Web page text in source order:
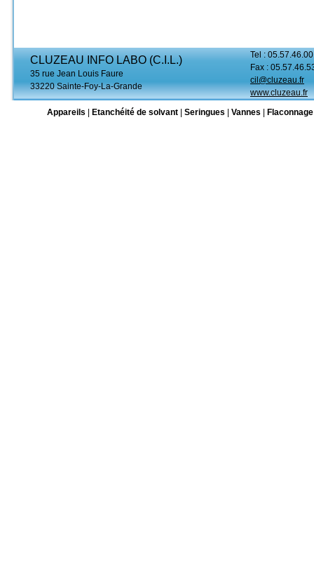
CLUZEAU INFO LABO (C.I.L.)
35 rue Jean Louis Faure
33220 Sainte-Foy-La-Grande
Tel :
Fax :
cil@cluzeau.fr
www.cluzeau.fr
Appareils
Etanchéité de solvant Seringues Vannes Flaconnage